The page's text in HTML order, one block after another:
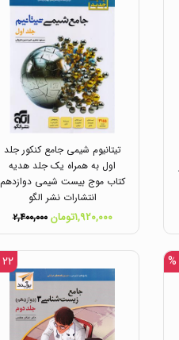
تیتانیوم شیمی جامع کنکور جلد
اول به همراه یک جلد هدیه
کتاب موج بیست شیمی دوازدهم
انتشارات نشر الگو
۱,۹۲۰,۰۰۰تومان ۲,۴۰۰,۰۰۰
۲۲ %